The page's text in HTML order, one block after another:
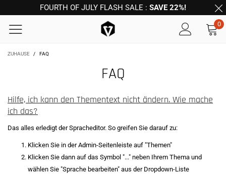
FOURTH OF JULY FLASH SALE : SAVE 22%!
0
ZUHAUSE / FAQ
FAQ
Hilfe, ich kann den Thementext nicht ändern. Wie mache
ich das?
Das alles erledigt der Spracheditor. So greifen Sie darauf zu:
Klicken Sie in der Admin-Seitenleiste auf "Themen"
Klicken Sie dann auf das Symbol "..." neben Ihrem Thema und
wählen Sie "Sprache bearbeiten" aus der Dropdown-Liste